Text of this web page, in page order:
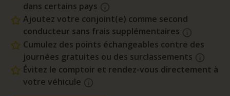
dans certains pays
Ajoutez votre conjoint(e) comme second
conducteur sans frais supplémentaires
Cumulez des points échangeables contre des
journées gratuites ou des surclassements
Évitez le comptoir et rendez-vous directement à
votre véhicule